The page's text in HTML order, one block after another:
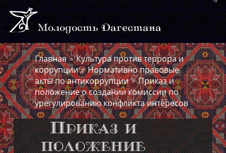
Молодость Дагестана
Главная>Культура против террора и
коррупции>Нормативно правовые
акты по антикоррупции>Приказ и
положение о создании комиссии по
урегулированию конфликта интересов
Приказ и
положение